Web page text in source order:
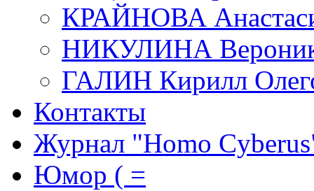
КРАЙНОВА
НИКУЛИНА
ГАЛИН Кирилл
Контакты
Журнал "Homo
Юмор ( =